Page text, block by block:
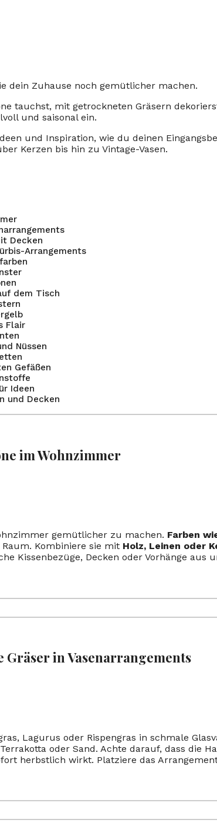
dein Zuhause noch gemütlicher machen.
tauchst, mit getrockneten Gräsern
und saisonal ein.
und Inspiration, wie du deinen
Kerzen bis hin zu Vintage-Vasen.
Decken
Arrangements
dem Tisch
Flair
Nüssen
Gefäßen
Ideen
und Decken
im Wohnzimmer
gemütlicher zu machen. Farben
Kombiniere sie mit Holz, Leinen oder
Kissenbezüge, Decken oder Vorhänge aus
in Vasenarrangements
Lagurus oder Rispengras in schmale
oder Sand. Achte darauf, dass die
herbstlich wirkt. Platziere das